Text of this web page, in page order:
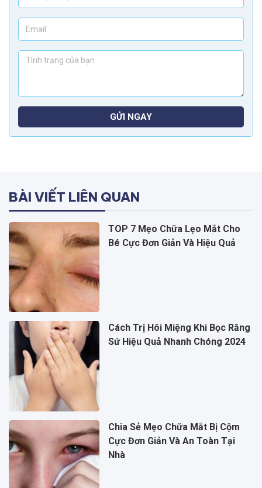
GỬI NGAY
BÀI VIẾT LIÊN QUAN
TOP 7 Mẹo Chữa Lẹo Mắt Cho
Bé Cực Đơn Giản Và Hiệu Quả
Cách Trị Hôi Miệng Khi Bọc Răng
Sứ Hiệu Quả Nhanh Chóng 2024
Chia Sẻ Mẹo Chữa Mắt Bị Cộm
Cực Đơn Giản Và An Toàn Tại
Nhà